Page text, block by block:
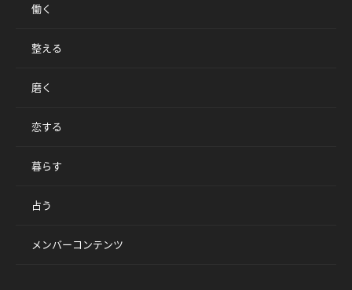
働く
整える
磨く
恋する
暮らす
占う
メンバーコンテンツ